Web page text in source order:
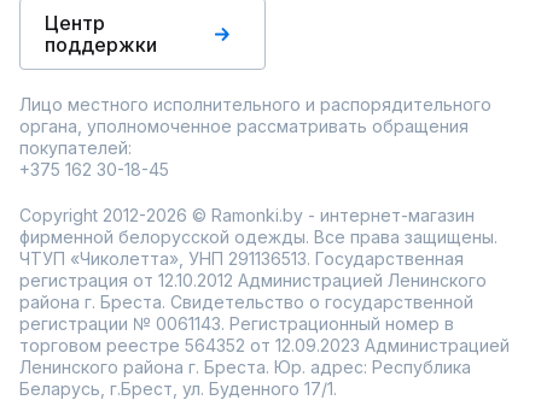
Центр
поддержки
Лицо местного исполнительного и распорядительного
органа, уполномоченное рассматривать обращения
покупателей:
+375 162 30-18-45
Copyright 2012-2026 © Ramonki.by - интернет-магазин
фирменной белорусской одежды. Все права защищены.
ЧТУП «Чиколетта», УНП 291136513. Государственная
регистрация от 12.10.2012 Администрацией Ленинского
района г. Бреста. Свидетельство о государственной
регистрации № 0061143. Регистрационный номер в
торговом реестре 564352 от 12.09.2023 Администрацией
Ленинского района г. Бреста. Юр. адрес: Республика
Беларусь, г.Брест, ул. Буденного 17/1.